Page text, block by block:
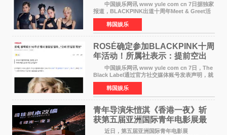
中国娱乐网讯 www yule com cn 7日据独家
报道，BLACKPINK出道十周年Meet & Greet活
动将由智秀、ROS&Eacute;、JENNIE出席，
LISA将缺席。 此前BLACKPINK所属社YG并
未为组合出道十周年做
韩国娱乐
ROSÉ确定参加BLACKPINK十周
年活动！所属社表示：提前空出
了时间
中国娱乐网讯 www yule com cn 7日，The
Black Label通过官方社交媒体账号发表声明，就
近期网络上关于ROS&Eacute;个人行程及是否参
加BLACKPINK出道纪念活动的种种猜测作出正
式回应。 Th
韩国娱乐
青年导演朱愷淇《香港一夜》斩
获第五届亚洲国际青年电影展最
佳剧本改编奖
近日，第五届亚洲国际青年电影展